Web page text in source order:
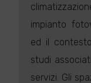
impianto
ed il
studi
servizi. Gli